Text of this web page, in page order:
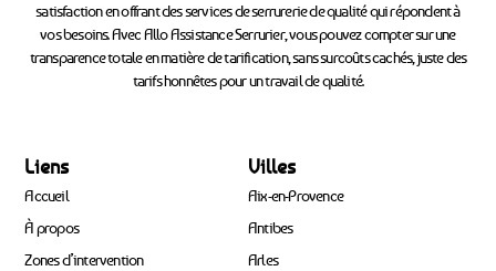
satisfaction en offrant des services de serrurerie de qualité qui répondent à
vos besoins. Avec Allo Assistance Serrurier, vous pouvez compter sur une
transparence totale en matière de tarification, sans surcoûts cachés, juste des
tarifs honnêtes pour un travail de qualité.
Liens
Accueil
À propos
Zones d’intervention
Villes
Aix-en-Provence
Antibes
Arles